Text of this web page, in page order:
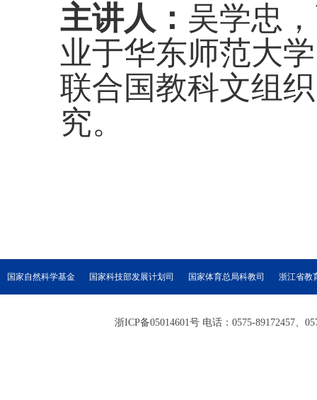
主讲人： 吴学忠，
业于华东师范大
联合国教科文组
究。
国家自然科学基金 国家科技部发展计划司 国家体育总局科教司 浙江省教
浙ICP备05014601号 电话：0575-89172457、